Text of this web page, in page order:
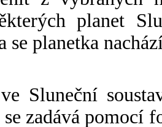
planet
se planetka
Sluneční
zadává pomocí